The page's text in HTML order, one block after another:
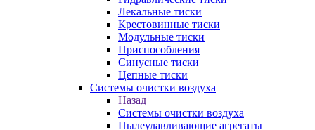
Лекальные тиски
Крестовинные тиски
Модульные тиски
Приспособления
Синусные тиски
Цепные тиски
Системы очистки воздуха
Назад
Системы очистки воздуха
Пылеулавливающие агрегаты